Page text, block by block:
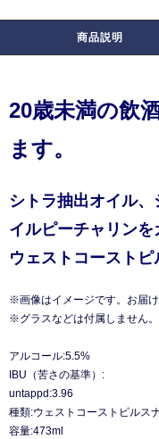
商品説明
20歳未満の飲
ます。
シトラ抽出オイル
イルピーチャリン
ウェストコーストピ
※画像はイメージです。お届け
※グラスなどは付属しません。
アルコール:5.5%
IBU（苦さの基準）:
untappd:3.96
種類:ウェストコーストピルス
容量:473ml